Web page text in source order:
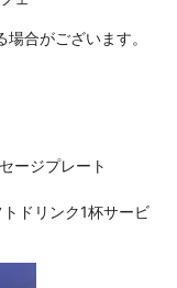
合がございます。
ージプレート
ドリンク1杯サービ